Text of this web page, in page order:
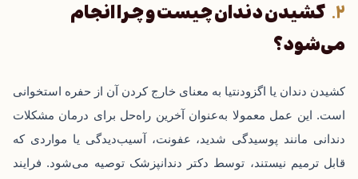
کشیدن دندان چیست و چرا انجام
می‌شود؟
کشیدن دندان یا اگزودنتیا به معنای خارج کردن آن از حفره استخوانی
است. این عمل معمولا به‌عنوان آخرین راه‌حل برای درمان مشکلات
دندانی مانند پوسیدگی شدید، عفونت، آسیب‌دیدگی یا مواردی که
قابل‌ ترمیم نیستند، توسط دکتر دندانپزشک توصیه می‌شود. فرایند